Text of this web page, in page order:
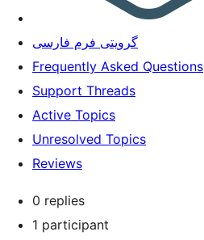
گرویتی فرم فارسی
Frequently Asked Questions
Support Threads
Active Topics
Unresolved Topics
Reviews
0 replies
1 participant